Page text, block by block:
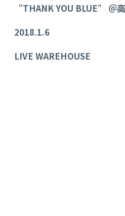
“THANK YOU BLUE” ＠
2018.1.6
LIVE WAREHOUSE